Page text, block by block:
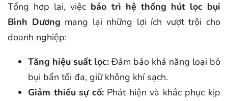
Tổng hợp lại, việc bảo trì hệ thống hút lọc bụi
Bình Dương mang lại những lợi ích vượt trội cho
doanh nghiệp:
Tăng hiệu suất lọc: Đảm bảo khả năng loại bỏ
bụi bẩn tối đa, giữ không khí sạch.
Giảm thiểu sự cố:Phát hiện và khắc phục kịp